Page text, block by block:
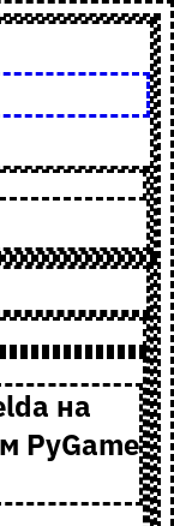
на
PyGame